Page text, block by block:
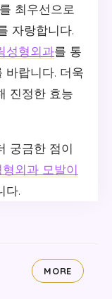
최우선으로
자랑합니다.
성형외과를 통
바랍니다. 더욱
진정한 효능
궁금한 점이
형외과 모발이
다.
MORE